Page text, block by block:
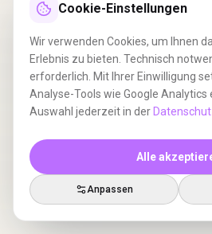
Cookie-Einstellungen
Wir verwenden Cookies, um Ihnen
Erlebnis zu bieten. Technisch
erforderlich. Mit Ihrer Einwilligung
Analyse-Tools wie Google Analytics
Auswahl jederzeit in der
Alle
Anpassen